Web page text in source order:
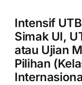
Intensif
Simak UI,
atau Ujian
Pilihan